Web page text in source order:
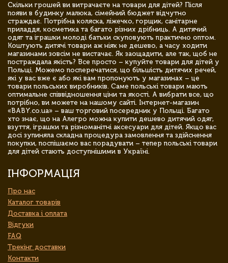
Скільки грошей ви витрачаєте на товари для дітей? Після
появи в будинку малюка, сімейний бюджет відчутно
страждає. Потрібна коляска, ліжечко, горщик, санітарне
приладдя, косметика та багато різних дрібниць. А дитячий
одяг та іграшки молоді батьки скуповують практично оптом.
Коштують дитячі товари аж ніяк не дешево, а часу ходити
магазинами зовсім не вистачає. Як заощадити, але так, щоб не
постраждала якість? Все просто – купуйте товари для дітей у
Польщі. Можемо посперечатися, що більшість дитячих речей,
які у вас вже є або які вам пропонують у магазинах – це
товари польських виробників. Саме польські товари мають
оптимальне співвідношення ціни та якості. А вибрати все, що
потрібно, ви можете на нашому сайті. Інтернет-магазин
«BABY.co.ua» – ваш торговий посередник у Польщі. Багато
хто знає, що на Алегро можна купити дешево дитячий одяг,
взуття, іграшки та різноманітні аксесуари для дітей. Якщо вас
досі зупиняла складна процедура замовлення та здійснення
покупки, поспішаємо вас порадувати – тепер польські товари
для дітей стають доступнішими в Україні.
ІНФОРМАЦІЯ
Про нас
Каталог товарів
Доставка і оплата
Відгуки
FAQ
Трекінг доставки
Контакти